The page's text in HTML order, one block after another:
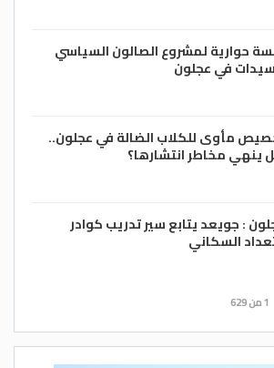
حوارية لمشروع الصالون السياسي
في عجلون
مأوى للكلاب الضالة في عجلون..
ينهي مخاطر انتشارها؟
: جويعد يتابع سير تدريب كوادر
السكاني
1 من 629